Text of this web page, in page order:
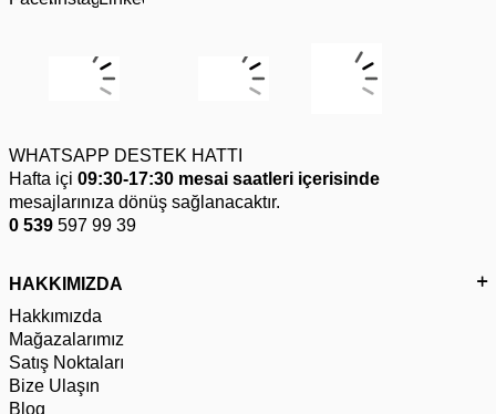
WHATSAPP DESTEK HATTI
Hafta içi 09:30-17:30 mesai saatleri içerisinde
mesajlarınıza dönüş sağlanacaktır.
0 539 597 99 39
HAKKIMIZDA
Hakkımızda
Mağazalarımız
Satış Noktaları
Bize Ulaşın
Blog